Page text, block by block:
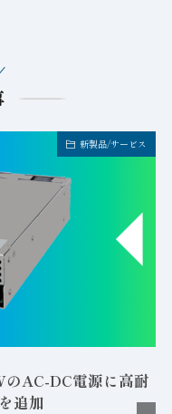
新製品/サービス
AC-DC電源に高耐
追加